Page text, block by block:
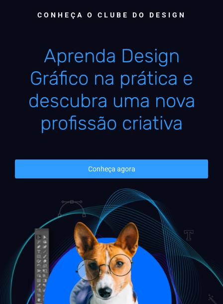
CONHEÇA O CLUBE DO DESIGN
Aprenda Design
Gráfico na prática e
descubra uma nova
profissão criativa
Conheça agora